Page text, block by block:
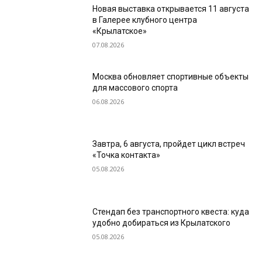
Новая выставка открывается 11 августа
в Галерее клубного центра
«Крылатское»
07.08.2026
Москва обновляет спортивные объекты
для массового спорта
06.08.2026
Завтра, 6 августа, пройдет цикл встреч
«Точка контакта»
05.08.2026
Стендап без транспортного квеста: куда
удобно добираться из Крылатского
05.08.2026